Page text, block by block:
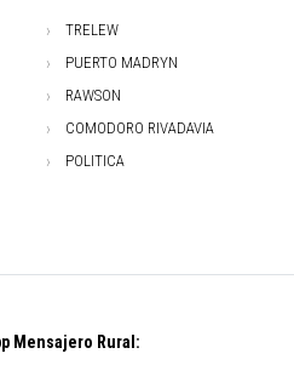
TRELEW
PUERTO MADRYN
RAWSON
COMODORO RIVADAVIA
POLITICA
Mensajero Rural: